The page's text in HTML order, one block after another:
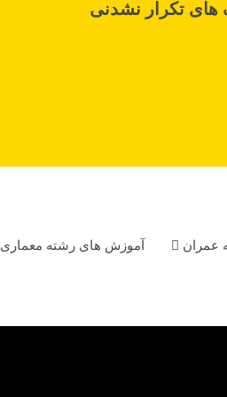
های تکرار نشدنی
عمران آموزش های رشته معماری